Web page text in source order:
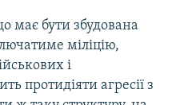
має бути збудована
міліцію,
і
протидіяти агресії з